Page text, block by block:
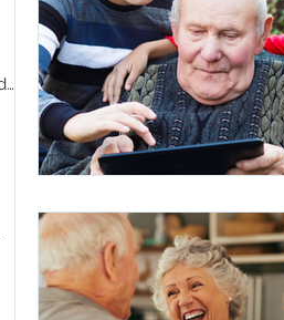
Bienestar emocional y mindfulness